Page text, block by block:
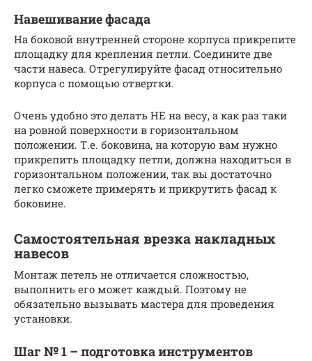
Навешивание фасада
На боковой внутренней стороне корпуса прикрепите
площадку для крепления петли. Соедините две
части навеса. Отрегулируйте фасад относительно
корпуса с помощью отвертки.
Очень удобно это делать НЕ на весу, а как раз таки
на ровной поверхности в горизонтальном
положении. Т.е. боковина, на которую вам нужно
прикрепить площадку петли, должна находиться в
горизонтальном положении, так вы достаточно
легко сможете примерять и прикрутить фасад к
боковине.
Самостоятельная врезка накладных
навесов
Монтаж петель не отличается сложностью,
выполнить его может каждый. Поэтому не
обязательно вызывать мастера для проведения
установки.
Шаг № 1 – подготовка инструментов